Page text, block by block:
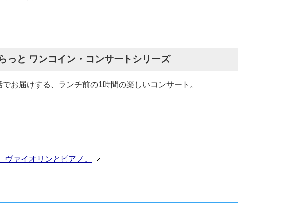
っと ワンコイン・コンサートシリーズ
お届けする、ランチ前の1時間の楽しいコンサート。
ァイオリンとピアノ。